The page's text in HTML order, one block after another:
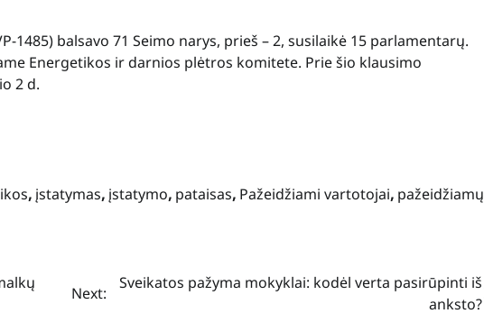
1485) balsavo 71 Seimo narys, prieš – 2, susilaikė 15 parlamentarų.
Energetikos ir darnios plėtros komitete. Prie šio klausimo
2 d.
, įstatymas, įstatymo, pataisas, Pažeidžiami vartotojai, pažeidžiamų
Next:
Sveikatos pažyma mokyklai: kodėl verta pasirūpinti iš
anksto?